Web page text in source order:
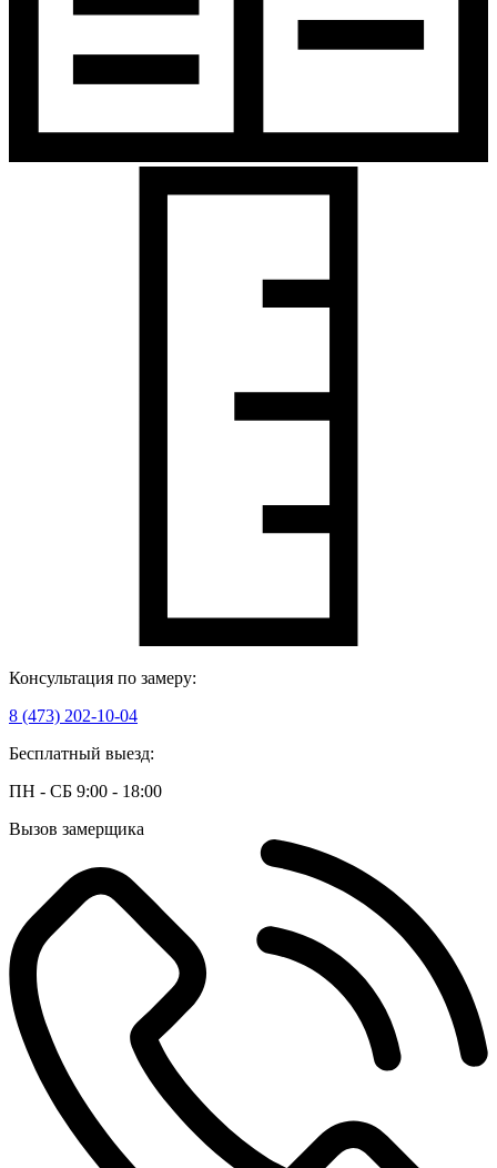
Консультация по замеру:
8 (473) 202-10-04
Бесплатный выезд:
ПН - СБ 9:00 - 18:00
Вызов замерщика